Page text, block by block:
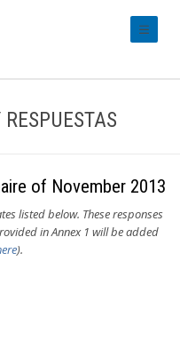
of November 2013
listed below. These responses
in Annex 1 will be added
).